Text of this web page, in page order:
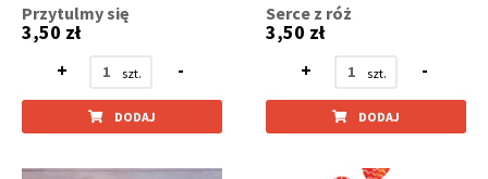
Przytulmy się
3,50 zł
+
-
DODAJ
Serce z róż
3,50 zł
+
-
DODAJ